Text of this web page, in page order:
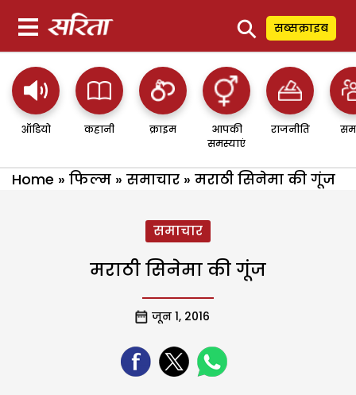
⚲ सब्सक्राइब
ऑडियो कहानी क्राइम
आपकी
समस्याएं
राजनीति
Home » फिल्म » समाचार » मराठी सिनेमा की गूंज
समाचार
मराठी सिनेमा की गूंज
जून 1, 2016